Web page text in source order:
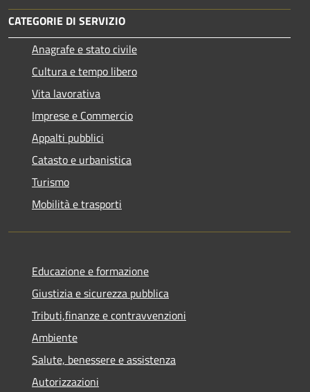
CATEGORIE DI SERVIZIO
Anagrafe e stato civile
Cultura e tempo libero
Vita lavorativa
Imprese e Commercio
Appalti pubblici
Catasto e urbanistica
Turismo
Mobilità e trasporti
Educazione e formazione
Giustizia e sicurezza pubblica
Tributi,finanze e contravvenzioni
Ambiente
Salute, benessere e assistenza
Autorizzazioni